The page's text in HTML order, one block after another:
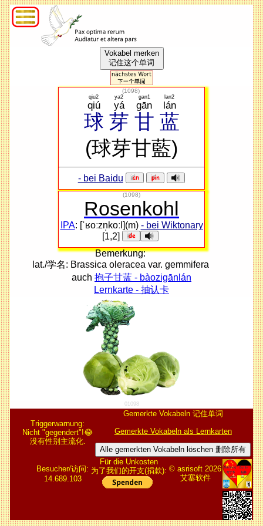
Vokabel merken
记住这个单词
(1098)
球
qiú
qiu2
芽
yá
ya2
甘
gān
gan1
蓝
lán
lan2
(球芽甘藍)
- bei Baidu
(1098)
Rosenkohl
IPA: [ˈʁoːzn̩koːl](m) - bei Wiktonary
[1,2]
Bemerkung:
lat./学名: Brassica oleracea var. gemmifera
auch 抱子甘蓝 - bàozigānlán
Lernkarte - 抽认卡
01098
Triggerwarnung:
Nicht "gegendert"!😂
没有性别主流化.
Gemerkte Vokabeln 记住单词
Gemerkte Vokabeln als Lernkarten
Alle gemerkten Vokabeln löschen 删除所有
Besucher/访问:
14.689.103
Für die Unkosten
为了我们的开支(捐款): © asrisoft 2026
艾塞软件